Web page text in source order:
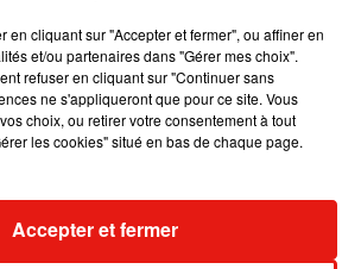
6 août 2026
Il y a 10 ans, DJ Snake changeait de
dimension avec son premier...
en cliquant sur "Accepter et fermer", ou affiner en
et/ou partenaires dans "Gérer mes choix".
refuser en cliquant sur "Continuer sans
ne s'appliqueront que pour ce site. Vous
choix, ou retirer votre consentement à tout
les cookies" situé en bas de chaque page.
Accepter et fermer